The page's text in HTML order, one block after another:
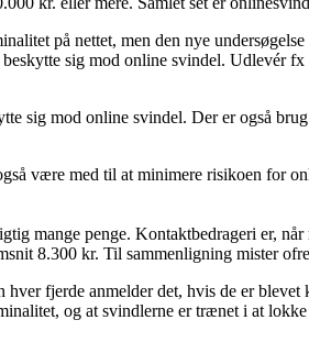
på nettet, men den nye
sig mod online svindel. Udlevér
sig mod online svindel. Der er også
være med til at minimere risikoen for
mange penge. Kontaktbedrageri er,
8.300 kr. Til sammenligning mister
fjerde anmelder det, hvis de er
og at svindlerne er trænet i at